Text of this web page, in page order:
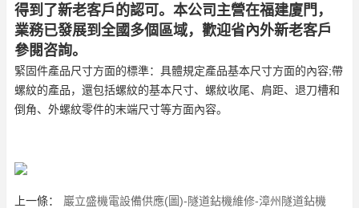
得到了新老客戶的認可。本公司主營在福建廈門，
業務已發展到全國多個區域，歡迎省內外新老客戶
參閱咨詢。
緊固件產品尺寸方面的標準：具體規定產品基本尺寸方面的內容;帶
螺紋的產品，還包括螺紋的基本尺寸、螺紋收尾、肩距、退刀槽和
倒角、外螺紋零件的末端尺寸等方面內容。
上一條：
巖立盛機電設備供應(圖)-隧道鉆機維修-漳州隧道鉆機